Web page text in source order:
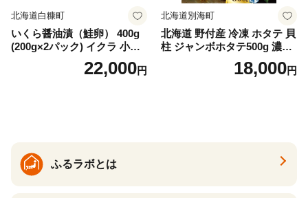
北海道白糠町
いくら醤油漬（鮭卵） 400g
(200g×2パック) イクラ 小分
け いくら醤油漬 鮭いくら い
くら醤油漬け 鮭 鮭卵 ikura
22,000円
北海道別海町
北海道 野付産 冷凍 ホタテ 貝
柱 ジャンボホタテ500g 濃厚
な旨味と甘み （ほたて ホタ
テ 帆立 貝柱 ホタテ貝柱 大玉
18,000円
ふるラボとは